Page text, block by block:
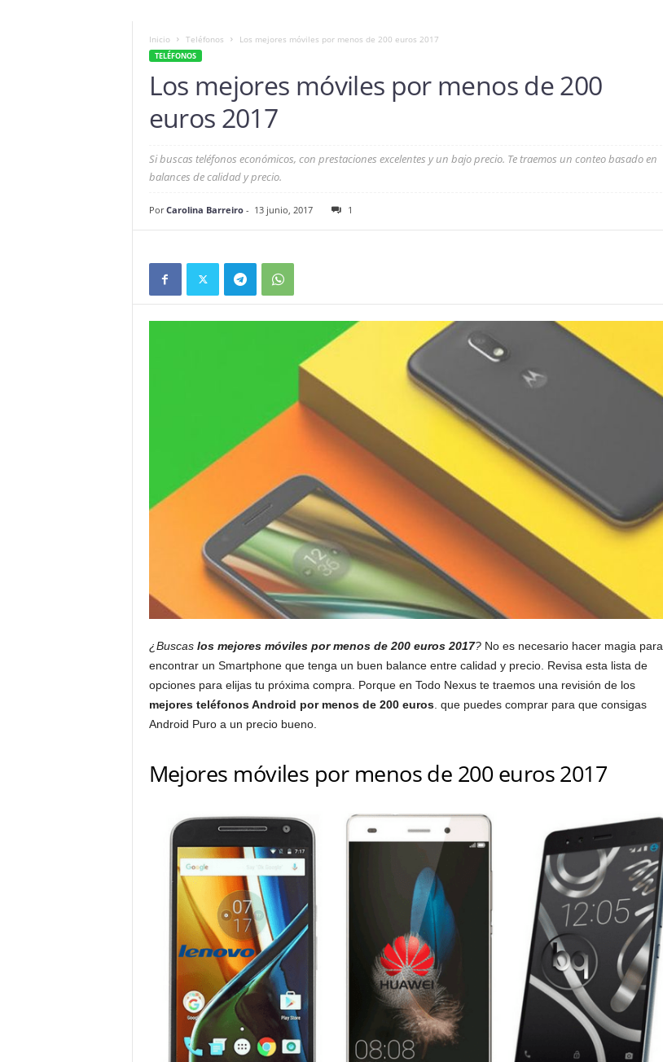
Inicio Teléfonos Los mejores móviles por menos de 200 euros 2017
TELÉFONOS
Los mejores móviles por menos de 200
euros 2017
Si buscas teléfonos económicos, con prestaciones excelentes y un bajo precio. Te traemos un conteo basado en
balances de calidad y precio.
Por Carolina Barreiro- 13 junio, 2017 1
¿Buscas los mejores móviles por menos de 200 euros 2017?No es necesario hacer magia para
encontrar un Smartphone que tenga un buen balance entre calidad y precio. Revisa esta lista de
opciones para elijas tu próxima compra. Porque en Todo Nexus te traemos una revisión de los
mejores teléfonos Android por menos de 200 euros. que puedes comprar para que consigas
Android Puro a un precio bueno.
Mejores móviles por menos de 200 euros 2017